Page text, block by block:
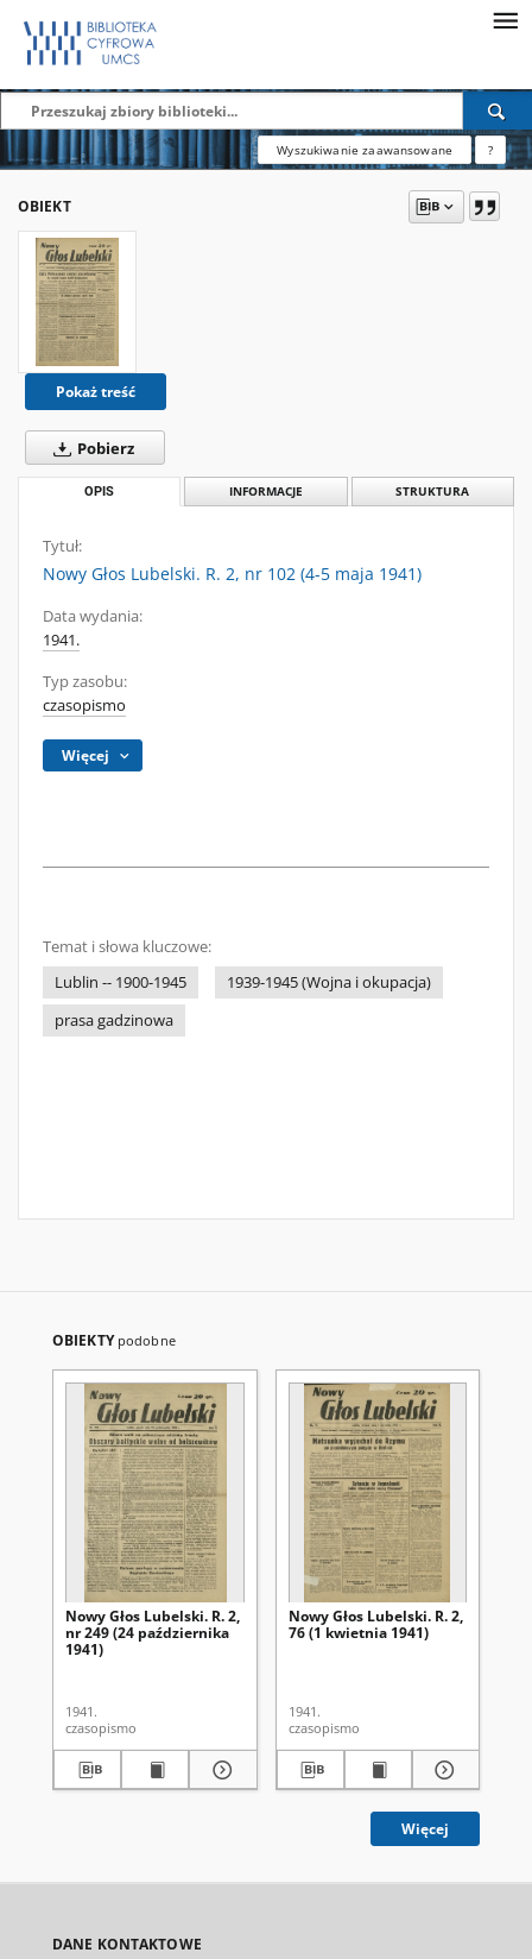
Wyszukiwanie zaawansowane ?
OBIEKT
Pokaż treść
Pobierz
OPIS INFORMACJE STRUKTURA
Tytuł:
Nowy Głos Lubelski. R. 2, nr 102 (4-5 maja 1941)
Data wydania:
1941.
Typ zasobu:
czasopismo
Więcej
Temat i słowa kluczowe:
Lublin -- 1900-1945
1939-1945 (Wojna i okupacja)
prasa gadzinowa
OBIEKTY podobne
Nowy Głos Lubelski. R. 2,
nr 249 (24 października
1941)
1941.
czasopismo
Nowy Głos Lubelski. R. 2,
76 (1 kwietnia 1941)
1941.
czasopismo
Więcej
DANE KONTAKTOWE